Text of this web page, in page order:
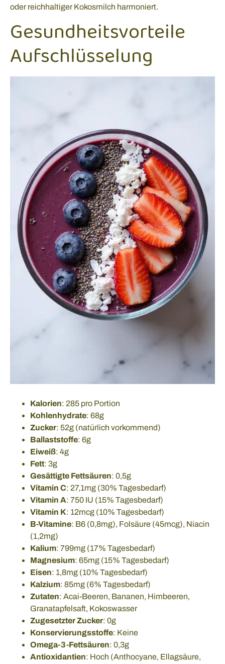
oder reichhaltiger Kokosmilch harmoniert.
Gesundheitsvorteile
Aufschlüsselung
Kalorien: 285 pro Portion
Kohlenhydrate: 68g
Zucker: 52g (natürlich vorkommend)
Ballaststoffe: 6g
Eiweiß: 4g
Fett: 3g
Gesättigte Fettsäuren: 0,5g
Vitamin C: 27,1mg (30% Tagesbedarf)
Vitamin A: 750 IU (15% Tagesbedarf)
Vitamin K: 12mcg (10% Tagesbedarf)
B-Vitamine: B6 (0,8mg), Folsäure (45mcg), Niacin
(1,2mg)
Kalium: 799mg (17% Tagesbedarf)
Magnesium: 65mg (15% Tagesbedarf)
Eisen: 1,8mg (10% Tagesbedarf)
Kalzium: 85mg (6% Tagesbedarf)
Zutaten: Acai-Beeren, Bananen, Himbeeren,
Granatapfelsaft, Kokoswasser
Zugesetzter Zucker: 0g
Konservierungsstoffe: Keine
Omega-3-Fettsäuren: 0,3g
Antioxidantien: Hoch (Anthocyane, Ellagsäure,